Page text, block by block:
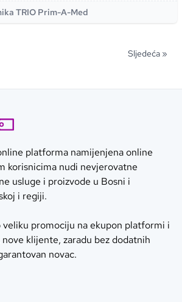
TRIO Prim-A-Med
Sljedeća »
platforma namijenjena online
korisnicima nudi nevjerovatne
usluge i proizvode u Bosni i
i regiji.
promociju na ekupon platformi i
klijente, zaradu bez dodatnih
novac.